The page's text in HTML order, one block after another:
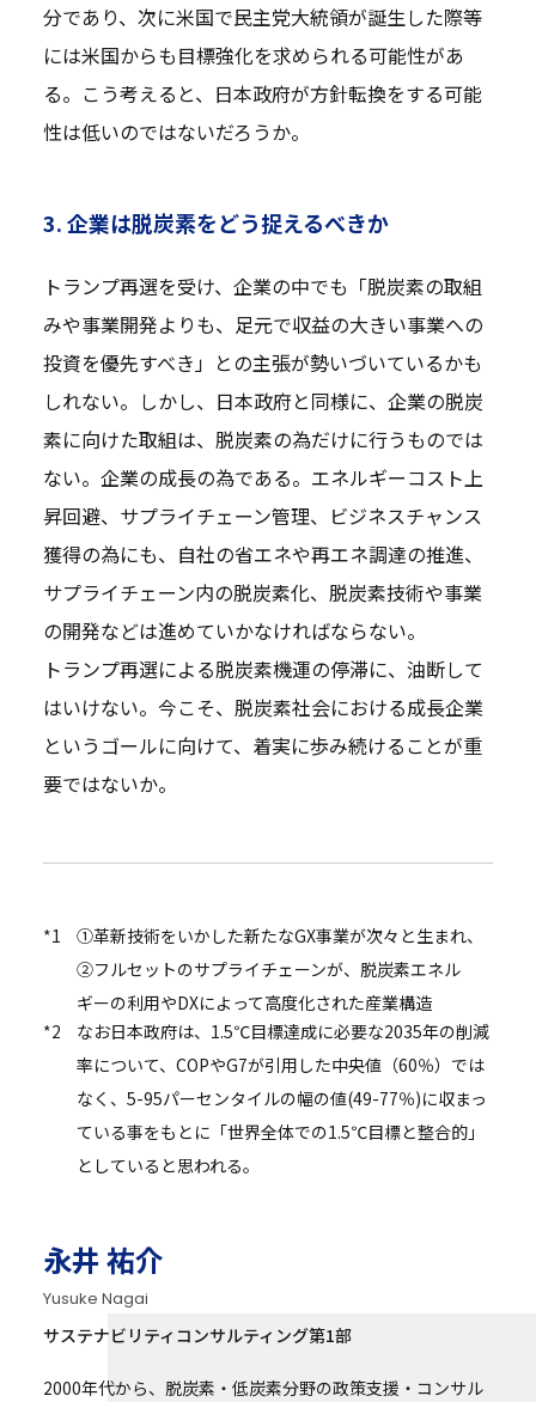
分であり、次に米国で民主党大統領が誕生した際等
には米国からも目標強化を求められる可能性があ
る。こう考えると、日本政府が方針転換をする可能
性は低いのではないだろうか。
3. 企業は脱炭素をどう捉えるべきか
トランプ再選を受け、企業の中でも「脱炭素の取組
みや事業開発よりも、足元で収益の大きい事業への
投資を優先すべき」との主張が勢いづいているかも
しれない。しかし、日本政府と同様に、企業の脱炭
素に向けた取組は、脱炭素の為だけに行うものでは
ない。企業の成長の為である。エネルギーコスト上
昇回避、サプライチェーン管理、ビジネスチャンス
獲得の為にも、自社の省エネや再エネ調達の推進、
サプライチェーン内の脱炭素化、脱炭素技術や事業
の開発などは進めていかなければならない。
トランプ再選による脱炭素機運の停滞に、油断して
はいけない。今こそ、脱炭素社会における成長企業
というゴールに向けて、着実に歩み続けることが重
要ではないか。
*1
①革新技術をいかした新たなGX事業が次々と生まれ、
②フルセットのサプライチェーンが、脱炭素エネル
ギーの利用やDXによって高度化された産業構造
*2
なお日本政府は、1.5℃目標達成に必要な2035年の削減
率について、COPやG7が引用した中央値（60％）では
なく、5-95パーセンタイルの幅の値(49-77％)に収まっ
ている事をもとに「世界全体での1.5℃目標と整合的」
としていると思われる。
永井 祐介
Yusuke Nagai
サステナビリティコンサルティング第1部
2000年代から、脱炭素・低炭素分野の政策支援・コンサル